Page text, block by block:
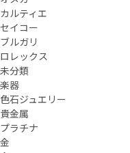
カルティエ
セイコー
ブルガリ
ロレックス
未分類
楽器
色石ジュエリー
貴金属
プラチナ
金